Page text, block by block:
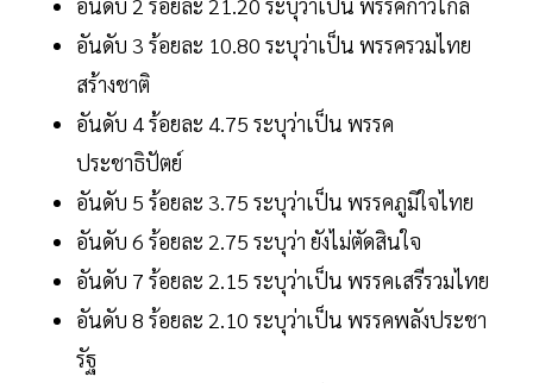
อันดับ 3 ร้อยละ 10.80 ระบุว่าเป็น พรรครวมไทย
สร้างชาติ
อันดับ 4 ร้อยละ 4.75 ระบุว่าเป็น พรรค
ประชาธิปัตย์
อันดับ 5 ร้อยละ 3.75 ระบุว่าเป็น พรรคภูมิใจไทย
อันดับ 6 ร้อยละ 2.75 ระบุว่า ยังไม่ตัดสินใจ
อันดับ 7 ร้อยละ 2.15 ระบุว่าเป็น พรรคเสรีรวมไทย
อันดับ 8 ร้อยละ 2.10 ระบุว่าเป็น พรรคพลังประชา
รัฐ